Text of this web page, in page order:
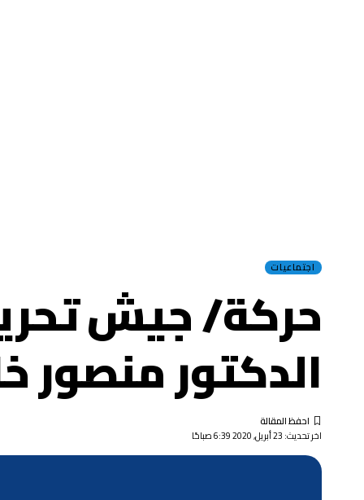
اجتماعيات
حركة/ جيش
الدكتور منصور
اخر تحديث: 23 أبريل, 2020 6:39 صباحًا